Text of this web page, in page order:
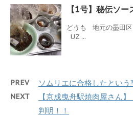
【1号】秘伝ソー
どうも 地元の墨田
UZ ...
PREV ソムリエに合格したという
NEXT
【京成曳舟駅焼肉屋さん
判明！！